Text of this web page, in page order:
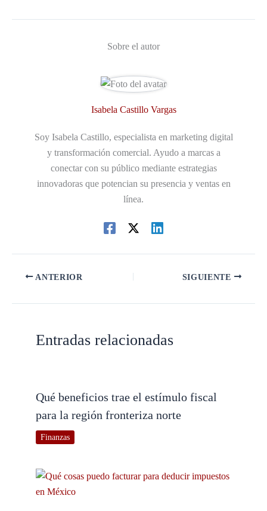
Sobre el autor
Isabela Castillo Vargas
Soy Isabela Castillo, especialista en marketing digital
y transformación comercial. Ayudo a marcas a
conectar con su público mediante estrategias
innovadoras que potencian su presencia y ventas en
línea.
ANTERIOR SIGUIENTE
Entradas relacionadas
Qué beneficios trae el estímulo fiscal
para la región fronteriza norte
Finanzas